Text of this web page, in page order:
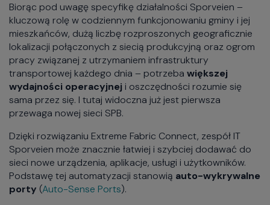
Biorąc pod uwagę specyfikę działalności Sporveien –
kluczową rolę w codziennym funkcjonowaniu gminy i jej
mieszkańców, dużą liczbę rozproszonych geograficznie
lokalizacji połączonych z siecią produkcyjną oraz ogrom
pracy związanej z utrzymaniem infrastruktury
transportowej każdego dnia – potrzeba większej
wydajności operacyjnej i oszczędności rozumie się
sama przez się. I tutaj widoczna już jest pierwsza
przewaga nowej sieci SPB.
Dzięki rozwiązaniu Extreme Fabric Connect, zespół IT
Sporveien może znacznie łatwiej i szybciej dodawać do
sieci nowe urządzenia, aplikacje, usługi i użytkowników.
Podstawę tej automatyzacji stanowią auto-wykrywalne
porty (Auto-Sense Ports).